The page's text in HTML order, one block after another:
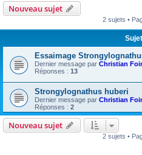
Nouveau sujet
2 sujets •
Essaimage
Dernier message par Christian
Réponses : 13
Strongylognathus huberi
Dernier message par Christian
Réponses : 2
Nouveau sujet
2 sujets •